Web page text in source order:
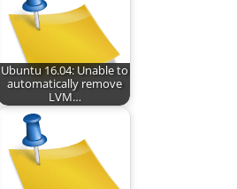
Ubuntu 16.04: Unable to
automatically remove
LVM…